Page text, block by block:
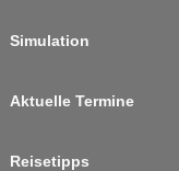
Simulation
Aktuelle Termine
Reisetipps